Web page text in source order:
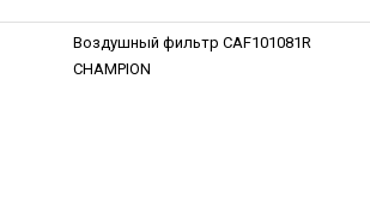
Воздушный фильтр CAF101081R
CHAMPION